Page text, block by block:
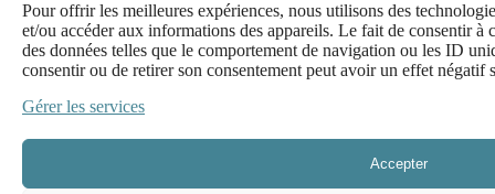
Pour offrir les meilleures expériences, nous utilisons des
et/ou accéder aux informations des appareils. Le fait de consentir à
des données telles que le comportement de navigation ou les ID
consentir ou de retirer son consentement peut avoir un effet négatif
Gérer les services
Accepter